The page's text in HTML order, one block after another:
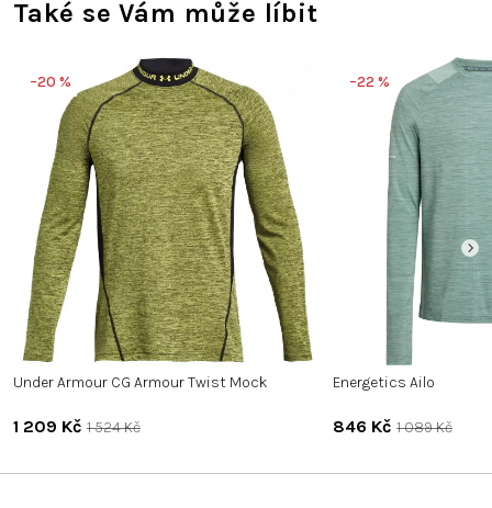
Také se Vám může líbit
–20 %
Under Armour CG Armour Twist Mock
1 209 Kč 1 524 Kč
–22 %
Energetics Ailo
846 Kč 1 089 Kč